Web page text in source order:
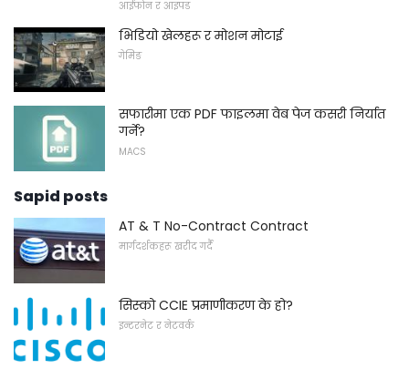
आईफोन र आइपड
भिडियो खेलहरू र मोशन मोटाई
गेमिङ
सफारीमा एक PDF फाइलमा वेब पेज कसरी निर्यात
गर्ने?
MACS
Sapid posts
AT & T No-Contract Contract
मार्गदर्शकहरू खरीद गर्दै
सिस्को CCIE प्रमाणीकरण के हो?
इन्टरनेट र नेटवर्क